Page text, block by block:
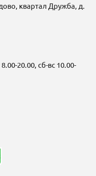
квартал Дружба, д.
20.00, сб-вс 10.00-